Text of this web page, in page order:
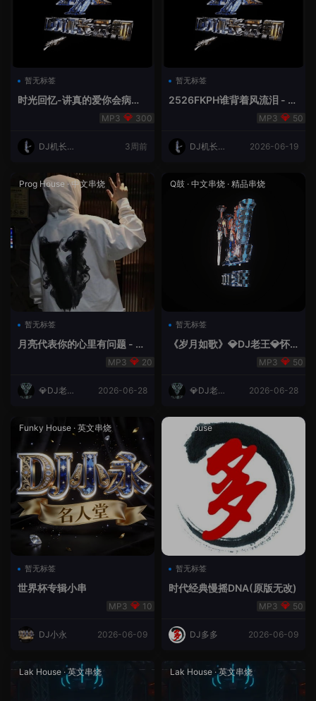
暂无标签
时光回忆-讲真的爱你会病变
300
DJ机长云
3周前
暂无标签
2526FKPH谁背着风流泪 - D
50
DJ机长云
2026-06-19
Prog House ·中文串烧
暂无标签
月亮代表你的心里有问题 - 小
20
💎DJ老王
2026-06-28
Q鼓 · 中文串烧 · 精品串烧
暂无标签
《岁月如歌》💎DJ老王💎怀
50
💎DJ老王
2026-06-28
Funky House · 英文串烧
暂无标签
世界杯专辑小串
10
DJ小永 2026-06-09
成都House
暂无标签
时代经典慢摇DNA(原版无改)
50
DJ多多 2026-06-09
Lak House ·英文串烧 Lak House ·英文串烧